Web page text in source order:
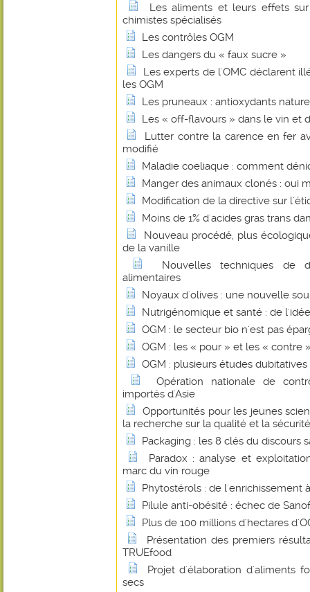
Les aliments et leurs effets
chimistes spécialisés
Les contrôles OGM
Les dangers du « faux sucre »
Les experts de l'OMC déclarent
les OGM
Les pruneaux : antioxydants
Les « off-flavours » dans le vin et
Lutter contre la carence en fer
modifié
Maladie coeliaque : comment
Manger des animaux clonés : oui
Modification de la directive sur
Moins de 1% d'acides gras trans
Nouveau procédé, plus
de la vanille
Nouvelles techniques de
alimentaires
Noyaux d'olives : une nouvelle
Nutrigénomique et santé : de
OGM : le secteur bio n'est pas
OGM : les « pour » et les « contre
OGM : plusieurs études dubitatives
Opération nationale de
importés d'Asie
Opportunités pour les jeunes
la recherche sur la qualité et la
Packaging : les 8 clés du discours
Paradox : analyse et
marc du vin rouge
Phytostérols : de l'enrichissement
Pilule anti-obésité : échec de
Plus de 100 millions d'hectares
Présentation des premiers
TRUEfood
Projet d'élaboration d'aliments
secs